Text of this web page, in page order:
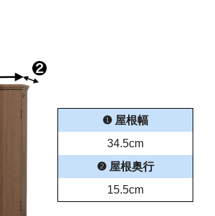
❶ 屋根幅
34.5cm
❷ 屋根奥行
15.5cm